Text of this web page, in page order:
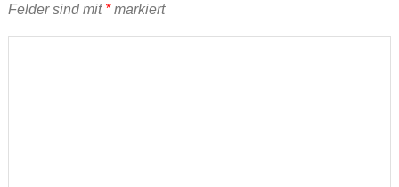
Felder sind mit *markiert